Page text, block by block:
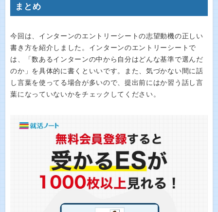
まとめ
今回は、インターンのエントリーシートの志望動機の正しい
書き方を紹介しました。インターンのエントリーシートで
は、「数あるインターンの中から自分はどんな基準で選んだ
のか」を具体的に書くといいです。また、気づかない間に話
し言葉を使ってる場合が多いので、提出前にはか習う話し言
葉になっていないかをチェックしてください。